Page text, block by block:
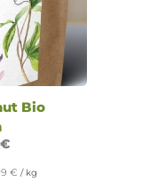
Bio
€
€ / kg